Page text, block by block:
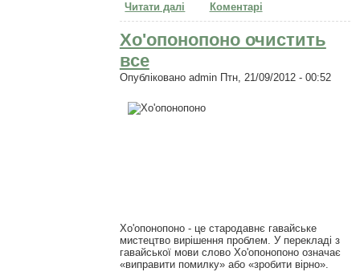
Читати далі про На добраніч, солодких снів
Коментарі
Хо'опонопоно очистить
все
Опубліковано adminПтн, 21/09/2012 - 00:52
Хо'опонопоно - це стародавнє гавайське
мистецтво вирішення проблем. У перекладі з
гавайської мови слово Хо'опонопоно означає
«виправити помилку» або «зробити вірно».